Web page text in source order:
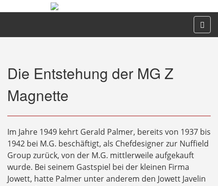
Die Entstehung der MG Z
Magnette
Im Jahre 1949 kehrt Gerald Palmer, bereits von 1937 bis
1942 bei M.G. beschäftigt, als Chefdesigner zur Nuffield
Group zurück, von der M.G. mittlerweile aufgekauft
wurde. Bei seinem Gastspiel bei der kleinen Firma
Jowett, hatte Palmer unter anderem den Jowett Javelin